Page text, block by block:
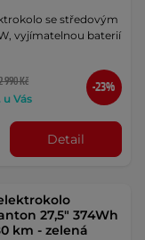
se středovým
vyjímatelnou baterií
990 Kč
u Vás
-23%
Detail
27,5" 374Wh
km - zelená